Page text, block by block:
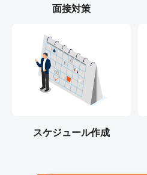
面接対策
スケジュール作成